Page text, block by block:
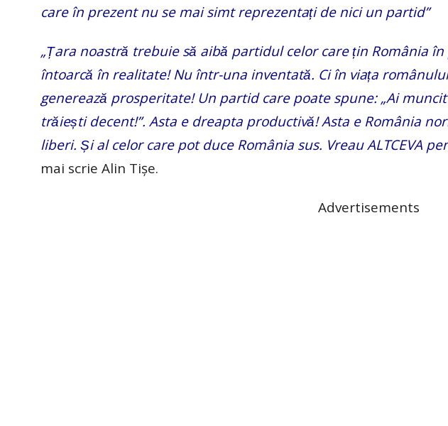
care în prezent nu se mai simt reprezentați de nici un partid”
„Țara noastră trebuie să aibă partidul celor care țin România
întoarcă în realitate! Nu într-una inventată. Ci în viața
generează prosperitate! Un partid care poate spune: „Ai
trăiești decent!”. Asta e dreapta productivă! Asta e România
liberi. Și al celor care pot duce România sus. Vreau ALTCEVA
mai scrie Alin Tișe.
Advertisements